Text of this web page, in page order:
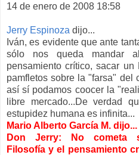
14 de enero de 2008 18:58
Jerry Espinoza dijo...
Iván, es evidente que ante
sólo nos queda mandar
pensamiento crítico, sacar
pamfletos sobre la "farsa" del
así sí podamos coocer la
libre mercado...De verdad
estupidez humana es infinita...
Mario Alberto García M. dijo...
Don Jerry: No cometa
Filosofía y el pensamiento